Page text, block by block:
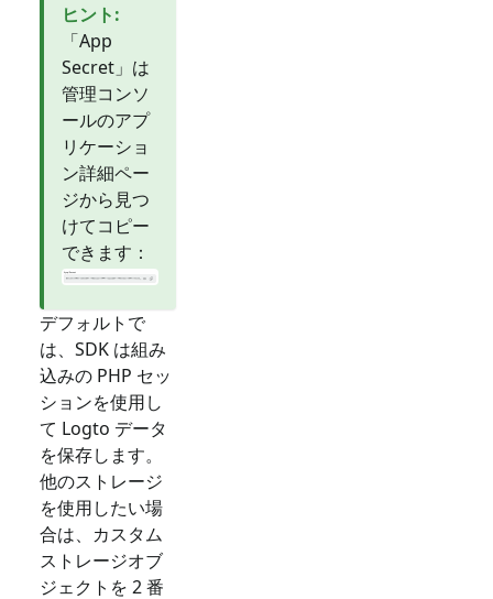
ヒント:
「App
Secret」は
管理コンソ
ールのアプ
リケーショ
ン詳細ペー
ジから見つ
けてコピー
できます：
デフォルトで
は、SDK は組み
込みの PHP セッ
ションを使用し
て Logto データ
を保存します。
他のストレージ
を使用したい場
合は、カスタム
ストレージオブ
ジェクトを 2 番